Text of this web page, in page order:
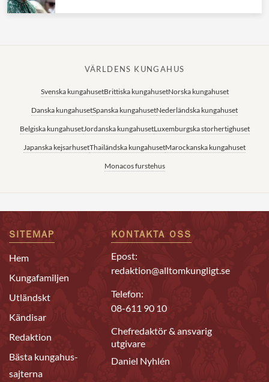
VÄRLDENS KUNGAHUS
Svenska kungahusetBrittiska kungahusetNorska kungahuset
Danska kungahusetSpanska kungahusetNederländska kungahuset
Belgiska kungahusetJordanska kungahusetLuxemburgska storhertighuset
Japanska kejsarhusetThailändska kungahusetMarockanska kungahuset
Monacos furstehus
SITEMAP
Hem
Kungafamiljen
Utländskt
Kändisar
Redaktion
Bästa kungahus-
sajterna
KONTAKTA OSS
Epost:
redaktion@alltomkungligt.se
Telefon:
08-611 90 10
Chefredaktör & ansvarig
utgivare
Daniel Nyhlén